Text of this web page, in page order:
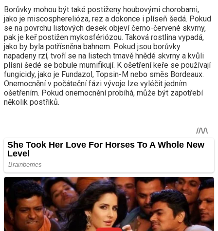
Borůvky mohou být také postiženy houbovými chorobami,
jako je miscospherelióza, rez a dokonce i plíseň šedá. Pokud
se na povrchu listových desek objeví černo-červené skvrny,
pak je keř postižen mykosfériózou. Taková rostlina vypadá,
jako by byla potřísněna bahnem. Pokud jsou borůvky
napadeny rzí, tvoří se na listech tmavě hnědé skvrny a kvůli
plísni šedé se bobule mumifikují. K ošetření keře se používají
fungicidy, jako je Fundazol, Topsin-M nebo směs Bordeaux.
Onemocnění v počáteční fázi vývoje lze vyléčit jedním
ošetřením. Pokud onemocnění probíhá, může být zapotřebí
několik postřiků.